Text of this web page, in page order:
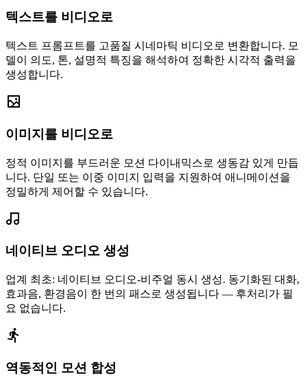
텍스트를 비디오로
텍스트 프롬프트를 고품질 시네마틱 비디오로 변환합니다. 모
델이 의도, 톤, 설명적 특징을 해석하여 정확한 시각적 출력을
생성합니다.
이미지를 비디오로
정적 이미지를 부드러운 모션 다이내믹스로 생동감 있게 만듭
니다. 단일 또는 이중 이미지 입력을 지원하여 애니메이션을
정밀하게 제어할 수 있습니다.
네이티브 오디오 생성
업계 최초: 네이티브 오디오-비주얼 동시 생성. 동기화된 대화,
효과음, 환경음이 한 번의 패스로 생성됩니다 — 후처리가 필
요 없습니다.
역동적인 모션 합성